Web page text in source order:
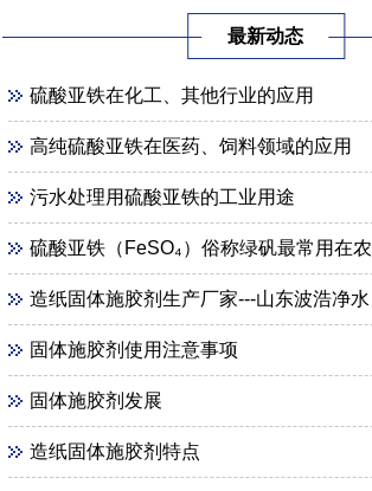
最新动态
硫酸亚铁在化工、其他行业的应用
高纯硫酸亚铁在医药、饲料领域的应用
污水处理用硫酸亚铁的工业用途
硫酸亚铁（FeSO₄）俗称绿矾最常用在农业 、 园艺用途
造纸固体施胶剂生产厂家---山东波浩净水科技公司
固体施胶剂使用注意事项
固体施胶剂发展
造纸固体施胶剂特点